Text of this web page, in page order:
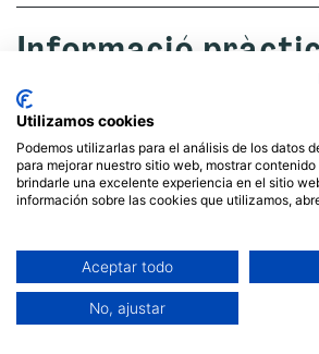
Informació
Calendari
De gener 2026 a
Idioma
Utilizamos cookies
Podemos utilizarlas para el análisis de los datos
para mejorar nuestro sitio web, mostrar
brindarle una excelente experiencia en el sitio
información sobre las cookies que utilizamos,
Aceptar todo
No, ajustar